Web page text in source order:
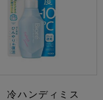
冷ハンディミス